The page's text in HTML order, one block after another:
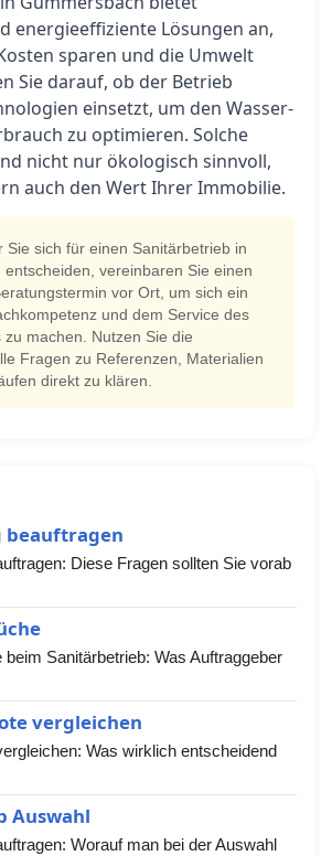
energieeffiziente Lösungen an,
sparen und die Umwelt
Sie darauf, ob der Betrieb
einsetzt, um den Wasser-
zu optimieren. Solche
nicht nur ökologisch sinnvoll,
auch den Wert Ihrer Immobilie.
Sie sich für einen Sanitärbetrieb in
entscheiden, vereinbaren Sie einen
vor Ort, um sich ein
und dem Service des
zu machen. Nutzen Sie die
Fragen zu Referenzen, Materialien
direkt zu klären.
beauftragen
Diese Fragen sollten Sie vorab
Sanitärbetrieb: Was Auftraggeber
vergleichen
Was wirklich entscheidend
Auswahl
Worauf man bei der Auswahl